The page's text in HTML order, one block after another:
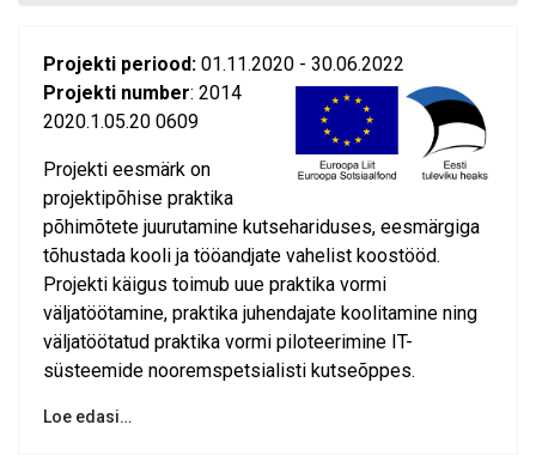
Projekti periood: 01.11.2020 - 30.06.2022
Projekti number: 2014
2020.1.05.20 0609
Projekti eesmärk on
projektipõhise praktika
põhimõtete juurutamine kutsehariduses, eesmärgiga
tõhustada kooli ja tööandjate vahelist koostööd.
Projekti käigus toimub uue praktika vormi
väljatöötamine, praktika juhendajate koolitamine ning
väljatöötatud praktika vormi piloteerimine IT-
süsteemide nooremspetsialisti kutseõppes.
Loe edasi…